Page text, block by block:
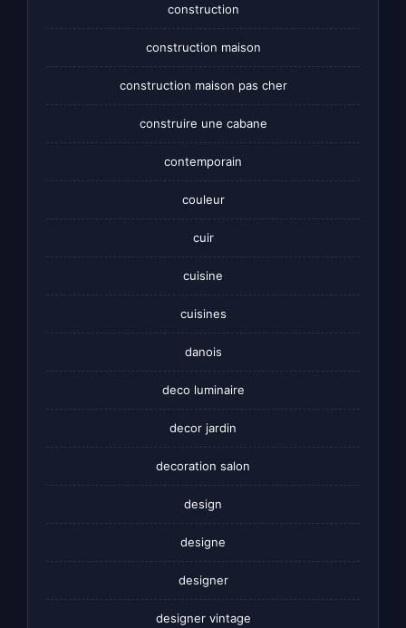
construction
construction maison
construction maison pas cher
construire une cabane
contemporain
couleur
cuir
cuisine
cuisines
danois
deco luminaire
decor jardin
decoration salon
design
designe
designer
designer vintage